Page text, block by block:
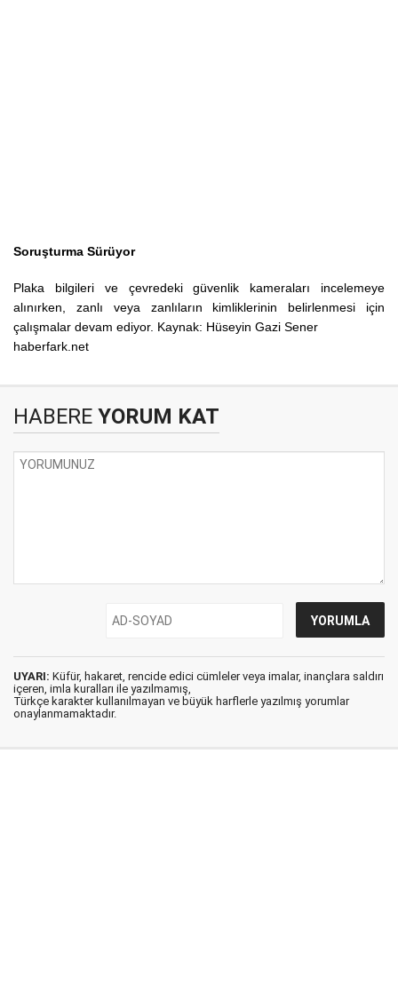
Soruşturma Sürüyor
Plaka bilgileri ve çevredeki güvenlik kameraları incelemeye
alınırken, zanlı veya zanlıların kimliklerinin belirlenmesi için
çalışmalar devam ediyor. Kaynak: Hüseyin Gazi Sener
haberfark.net
HABERE YORUM KAT
UYARI: Küfür, hakaret, rencide edici cümleler veya imalar, inançlara saldırı
içeren, imla kuralları ile yazılmamış,
Türkçe karakter kullanılmayan ve büyük harflerle yazılmış yorumlar
onaylanmamaktadır.